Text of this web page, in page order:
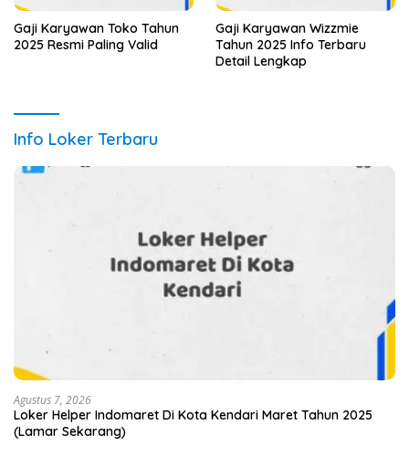
Gaji Karyawan Toko Tahun
2025 Resmi Paling Valid
Gaji Karyawan Wizzmie
Tahun 2025 Info Terbaru
Detail Lengkap
Info Loker Terbaru
Agustus 7, 2026
Loker Helper Indomaret Di Kota Kendari Maret Tahun 2025
(Lamar Sekarang)